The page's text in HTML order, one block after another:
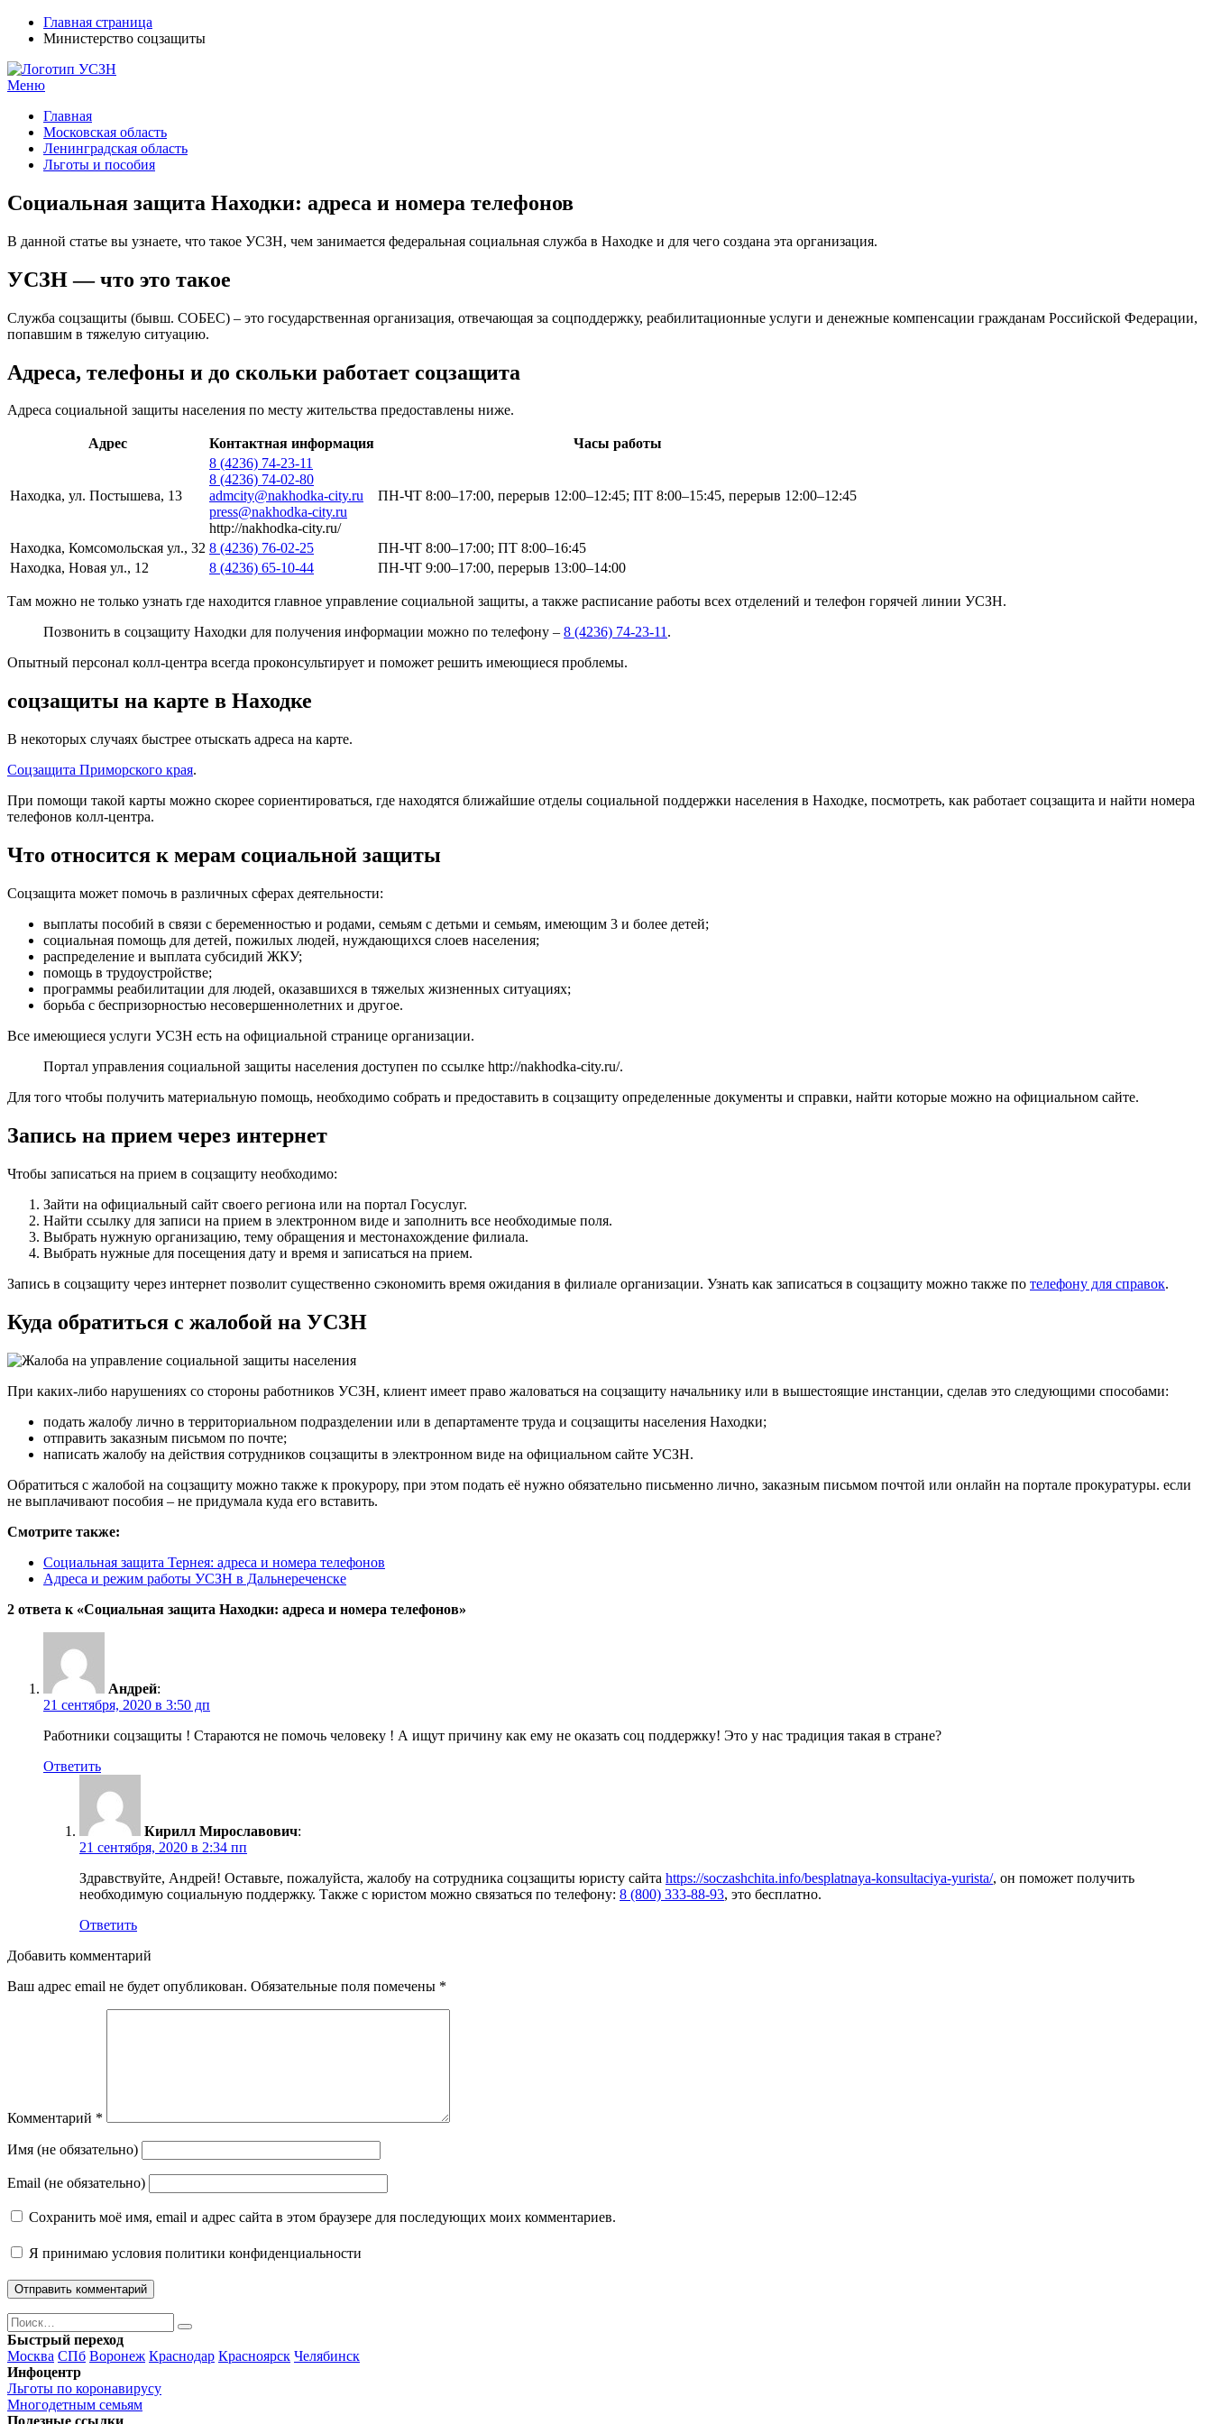
Главная страница
Министерство соцзащиты
Меню
Главная
Московская область
Ленинградская область
Льготы и пособия
Социальная защита Находки: адреса и номера телефонов
В данной статье вы узнаете, что такое УСЗН, чем занимается федеральная социальная служба в Находке и для чего создана эта организация.
УСЗН — что это такое
Служба соцзащиты (бывш. СОБЕС) – это государственная организация, отвечающая за соцподдержку, реабилитационные услуги и денежные компенсации гражданам Российской Федерации,
попавшим в тяжелую ситуацию.
Адреса, телефоны и до скольки работает соцзащита
Адреса социальной защиты населения по месту жительства предоставлены ниже.
Адрес Контактная информация Часы работы
Находка, ул. Постышева, 13
8 (4236) 74-23-11
8 (4236) 74-02-80
admcity@nakhodka-city.ru
press@nakhodka-city.ru
http://nakhodka-city.ru/
ПН-ЧТ 8:00–17:00, перерыв 12:00–12:45; ПТ 8:00–15:45, перерыв 12:00–12:45
Находка, Комсомольская ул., 32 8 (4236) 76-02-25
ПН-ЧТ 8:00–17:00; ПТ 8:00–16:45
Находка, Новая ул., 12
8 (4236) 65-10-44 ПН-ЧТ 9:00–17:00, перерыв 13:00–14:00
Там можно не только узнать где находится главное управление социальной защиты, а также расписание работы всех отделений и телефон горячей линии УСЗН.
Позвонить в соцзащиту Находки для получения информации можно по телефону – 8 (4236) 74-23-11.
Опытный персонал колл-центра всегда проконсультирует и поможет решить имеющиеся проблемы.
соцзащиты на карте в Находке
В некоторых случаях быстрее отыскать адреса на карте.
Соцзащита Приморского края.
При помощи такой карты можно скорее сориентироваться, где находятся ближайшие отделы социальной поддержки населения в Находке, посмотреть, как работает соцзащита и найти номера
телефонов колл-центра.
Что относится к мерам социальной защиты
Соцзащита может помочь в различных сферах деятельности:
выплаты пособий в связи с беременностью и родами, семьям с детьми и семьям, имеющим 3 и более детей;
социальная помощь для детей, пожилых людей, нуждающихся слоев населения;
распределение и выплата субсидий ЖКУ;
помощь в трудоустройстве;
программы реабилитации для людей, оказавшихся в тяжелых жизненных ситуациях;
борьба с беспризорностью несовершеннолетних и другое.
Все имеющиеся услуги УСЗН есть на официальной странице организации.
Портал управления социальной защиты населения доступен по ссылке http://nakhodka-city.ru/.
Для того чтобы получить материальную помощь, необходимо собрать и предоставить в соцзащиту определенные документы и справки, найти которые можно на официальном сайте.
Запись на прием через интернет
Чтобы записаться на прием в соцзащиту необходимо:
Зайти на официальный сайт своего региона или на портал Госуслуг.
Найти ссылку для записи на прием в электронном виде и заполнить все необходимые поля.
Выбрать нужную организацию, тему обращения и местонахождение филиала.
Выбрать нужные для посещения дату и время и записаться на прием.
Запись в соцзащиту через интернет позволит существенно сэкономить время ожидания в филиале организации. Узнать как записаться в соцзащиту можно также по телефону для справок.
Куда обратиться с жалобой на УСЗН
При каких-либо нарушениях со стороны работников УСЗН, клиент имеет право жаловаться на соцзащиту начальнику или в вышестоящие инстанции, сделав это следующими способами:
подать жалобу лично в территориальном подразделении или в департаменте труда и соцзащиты населения Находки;
отправить заказным письмом по почте;
написать жалобу на действия сотрудников соцзащиты в электронном виде на официальном сайте УСЗН.
Обратиться с жалобой на соцзащиту можно также к прокурору, при этом подать её нужно обязательно письменно лично, заказным письмом почтой или онлайн на портале прокуратуры. если
не выплачивают пособия – не придумала куда его вставить.
Смотрите также:
Социальная защита Тернея: адреса и номера телефонов
Адреса и режим работы УСЗН в Дальнереченске
2 ответа к «Социальная защита Находки: адреса и номера телефонов»
Андрей:
21 сентября, 2020 в 3:50 дп
Работники соцзащиты ! Стараются не помочь человеку ! А ищут причину как ему не оказать соц поддержку! Это у нас традиция такая в стране?
Ответить
Кирилл Мирославович:
21 сентября, 2020 в 2:34 пп
Здравствуйте, Андрей! Оставьте, пожалуйста, жалобу на сотрудника соцзащиты юристу сайта https://soczashchita.info/besplatnaya-konsultaciya-yurista/, он поможет получить
необходимую социальную поддержку. Также с юристом можно связаться по телефону: 8 (800) 333-88-93, это бесплатно.
Ответить
Добавить комментарий
Ваш адрес email не будет опубликован. Обязательные поля помечены *
Комментарий *
Имя (не обязательно)
Email (не обязательно)
Сохранить моё имя, email и адрес сайта в этом браузере для последующих моих комментариев.
Я принимаю условия политики конфиденциальности
Поиск
Найти
Быстрый переход
Москва СПб Воронеж Краснодар Красноярск Челябинск
Инфоцентр
Льготы по коронавирусу
Многодетным семьям
Полезные ссылки